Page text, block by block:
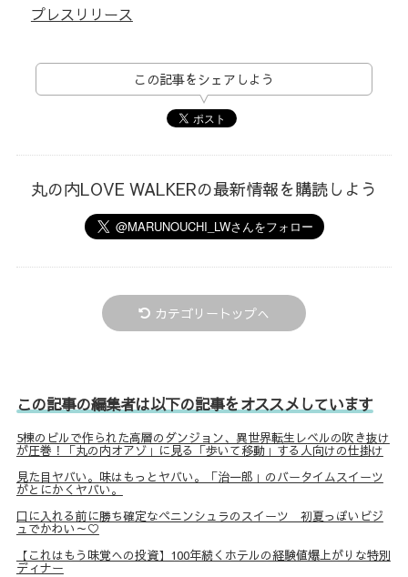
プレスリリース
この記事をシェアしよう
丸の内LOVE WALKERの最新情報を購読しよう
カテゴリートップへ
この記事の編集者は以下の記事をオススメしています
5棟のビルで作られた高層のダンジョン、異世界転生レベルの吹き抜け
が圧巻！「丸の内オアゾ」に見る「歩いて移動」する人向けの仕掛け
見た目ヤバい。味はもっとヤバい。「治一郎」のバータイムスイーツ
がとにかくヤバい。
口に入れる前に勝ち確定なペニンシュラのスイーツ 初夏っぽいビジ
ュでかわい～♡
【これはもう味覚への投資】100年続くホテルの経験値爆上がりな特別
ディナー